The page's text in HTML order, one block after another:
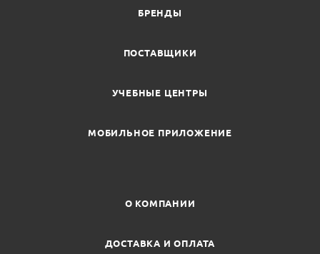
БРЕНДЫ
ПОСТАВЩИКИ
УЧЕБНЫЕ ЦЕНТРЫ
МОБИЛЬНОЕ ПРИЛОЖЕНИЕ
О КОМПАНИИ
ДОСТАВКА И ОПЛАТА